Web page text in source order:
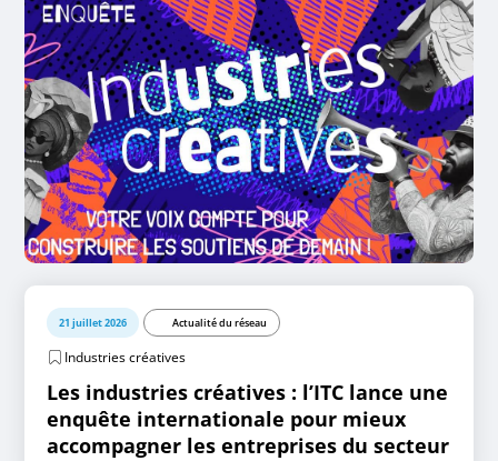
21 juillet 2026 Actualité du réseau
Industries créatives
Les industries créatives : l’ITC lance une
enquête internationale pour mieux
accompagner les entreprises du secteur